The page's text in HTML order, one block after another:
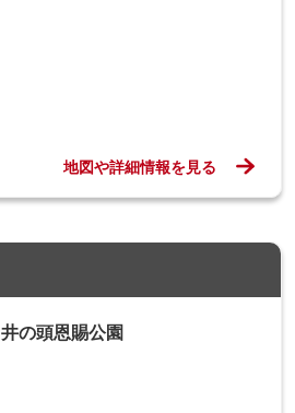
地図や詳細情報を見る
井の頭恩賜公園